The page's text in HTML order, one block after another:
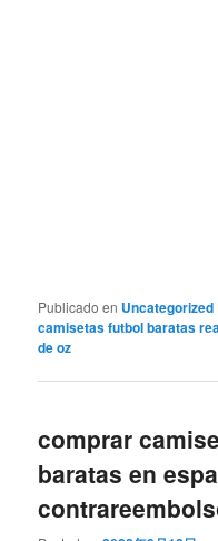
Publicado en Uncategorized
camisetas futbol baratas
de oz
comprar
baratas en